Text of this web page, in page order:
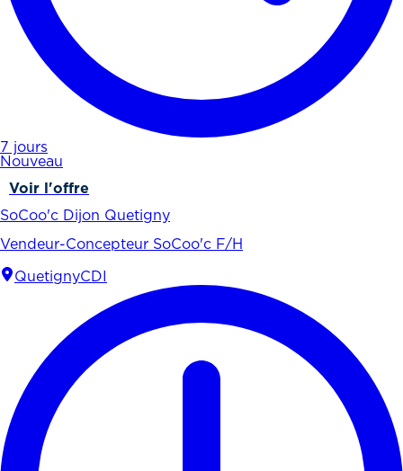
7 jours
Nouveau
Voir l'offre
SoCoo'c Dijon Quetigny
Vendeur-Concepteur SoCoo'c F/H
QuetignyCDI